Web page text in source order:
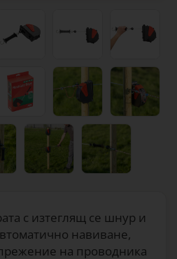
с изтеглящ се шнур и
навиване,
на проводника